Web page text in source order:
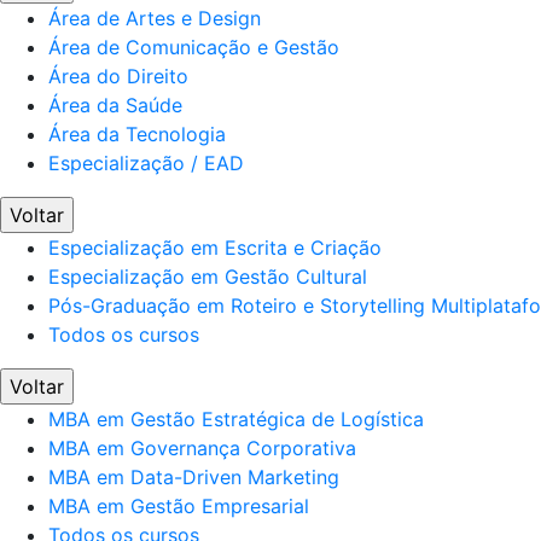
Área de Artes e Design
Área de Comunicação e Gestão
Área do Direito
Área da Saúde
Área da Tecnologia
Especialização / EAD
Voltar
Especialização em Escrita e Criação
Especialização em Gestão Cultural
Pós-Graduação em Roteiro e Storytelling
Todos os cursos
Voltar
MBA em Gestão Estratégica de Logística
MBA em Governança Corporativa
MBA em Data-Driven Marketing
MBA em Gestão Empresarial
Todos os cursos